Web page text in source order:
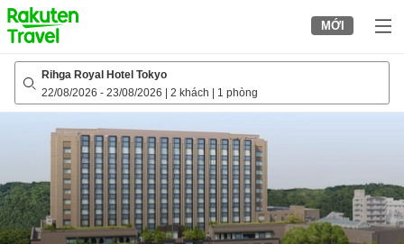
to
top
page
MỚI
Rihga Royal Hotel Tokyo
22/08/2026 - 23/08/2026 2 khách 1 phòng